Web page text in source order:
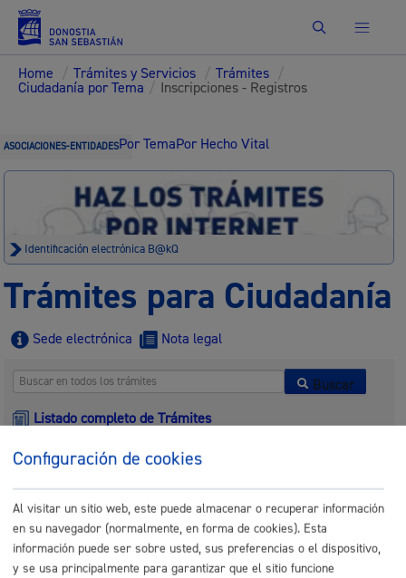
Buscar
Home / Trámites y Servicios / Trámites /
Ciudadanía por Tema / Inscripciones - Registros
ASOCIACIONES-ENTIDADESPor TemaPor Hecho Vital
Identificación electrónica B@kQ
Trámites para Ciudadanía
Sede electrónica Nota legal
Buscar
Listado completo de Trámites
Inscripciones - Registros
Actividades relacionadas con Consumo y Medio
Ambiente
Configuración de cookies
Al visitar un sitio web, este puede almacenar o recuperar información
en su navegador (normalmente, en forma de cookies). Esta
información puede ser sobre usted, sus preferencias o el dispositivo,
y se usa principalmente para garantizar que el sitio funcione